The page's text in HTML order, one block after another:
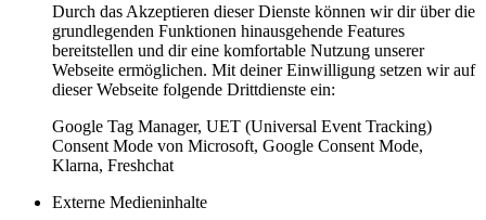
Durch das Akzeptieren dieser Dienste können wir dir über die
grundlegenden Funktionen hinausgehende Features
bereitstellen und dir eine komfortable Nutzung unserer
Webseite ermöglichen. Mit deiner Einwilligung setzen wir auf
dieser Webseite folgende Drittdienste ein:
Google Tag Manager, UET (Universal Event Tracking)
Consent Mode von Microsoft, Google Consent Mode,
Klarna, Freshchat
Externe Medieninhalte